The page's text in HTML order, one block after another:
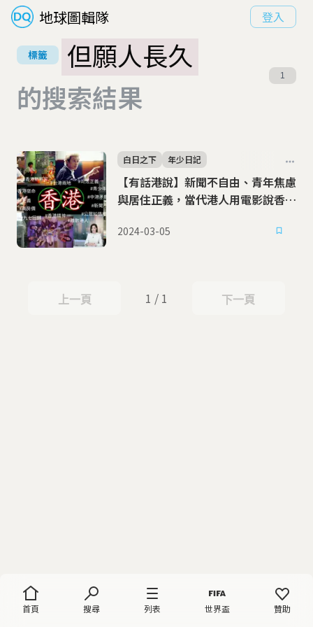
地球圖輯隊 登入
首頁 搜尋 列表 世界盃 贊助
標籤
但願人長久
的搜索結果
1
【有話港說】新聞不自由、青年焦慮
與居住正義，當代港人用電影說香港
白日之下 年少日記
2024-03-05
上一頁
上一頁 1 / 1 下一頁
下一頁